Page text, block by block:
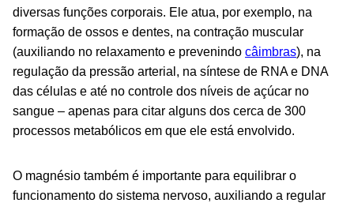
diversas funções corporais. Ele atua, por exemplo, na
formação de ossos e dentes, na contração muscular
(auxiliando no relaxamento e prevenindo câimbras), na
regulação da pressão arterial, na síntese de RNA e DNA
das células e até no controle dos níveis de açúcar no
sangue – apenas para citar alguns dos cerca de 300
processos metabólicos em que ele está envolvido.
O magnésio também é importante para equilibrar o
funcionamento do sistema nervoso, auxiliando a regular